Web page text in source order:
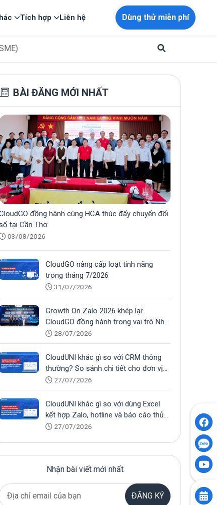
Tích hợp Liên hệ Dùng thử miễn phí
BÀI ĐĂNG MỚI NHẤT
đồng hành cùng HCA thúc đẩy chuyển đổi
tại Cần Thơ
03/08/2026
CloudGO nâng cấp loạt tính năng
trong tháng 7/2026
31/07/2026
Growth On Zalo 2026 khép lại:
CloudGO đồng hành trong vai trò Nhà
tài trợ Bạc
28/07/2026
CloudUNI khác gì so với CRM thông
thường? So sánh chi tiết cho đơn vị
tuyển sinh
27/07/2026
CloudUNI khác gì so với dùng Excel
kết hợp Zalo, hotline và báo cáo thủ
công?
27/07/2026
Nhận bài viết mới nhất
ĐĂNG KÝ